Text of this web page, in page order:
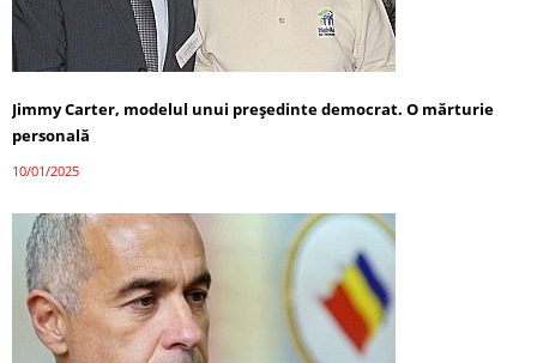
Jimmy Carter, modelul unui președinte democrat. O mărturie
personală
10/01/2025